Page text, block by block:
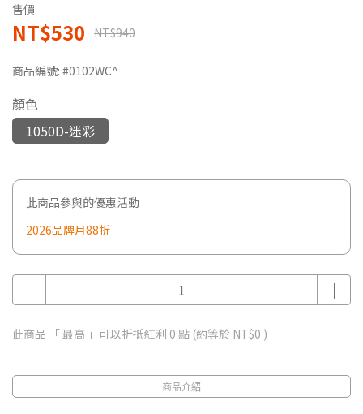
售價
NT$530 NT$940
商品編號: #0102WC^
顏色
1050D-迷彩
此商品參與的優惠活動
2026品牌月88折
此商品 「 最高 」可以折抵紅利 0 點 (約等於 NT$0 )
商品介紹